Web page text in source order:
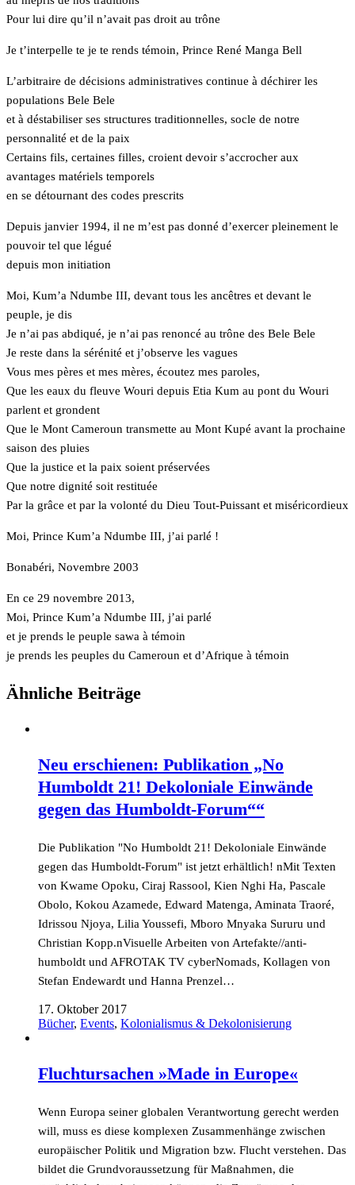
Pour lui dire qu’il n’avait pas droit au trône
Je t’interpelle te je te rends témoin, Prince René Manga Bell
L’arbitraire de décisions administratives continue à déchirer les
populations Bele Bele
et à déstabiliser ses structures traditionnelles, socle de notre
personnalité et de la paix
Certains fils, certaines filles, croient devoir s’accrocher aux
avantages matériels temporels
en se détournant des codes prescrits
Depuis janvier 1994, il ne m’est pas donné d’exercer pleinement le
pouvoir tel que légué
depuis mon initiation
Moi, Kum’a Ndumbe III, devant tous les ancêtres et devant le
peuple, je dis
Je n’ai pas abdiqué, je n’ai pas renoncé au trône des Bele Bele
Je reste dans la sérénité et j’observe les vagues
Vous mes pères et mes mères, écoutez mes paroles,
Que les eaux du fleuve Wouri depuis Etia Kum au pont du Wouri
parlent et grondent
Que le Mont Cameroun transmette au Mont Kupé avant la prochaine
saison des pluies
Que la justice et la paix soient préservées
Que notre dignité soit restituée
Par la grâce et par la volonté du Dieu Tout-Puissant et miséricordieux
Moi, Prince Kum’a Ndumbe III, j’ai parlé !
Bonabéri, Novembre 2003
En ce 29 novembre 2013,
Moi, Prince Kum’a Ndumbe III, j’ai parlé
et je prends le peuple sawa à témoin
je prends les peuples du Cameroun et d’Afrique à témoin
Ähnliche Beiträge
Neu erschienen: Publikation „No
Humboldt 21! Dekoloniale Einwände
gegen das Humboldt-Forum““
Die Publikation "No Humboldt 21! Dekoloniale Einwände
gegen das Humboldt-Forum" ist jetzt erhältlich! nMit Texten
von Kwame Opoku, Ciraj Rassool, Kien Nghi Ha, Pascale
Obolo, Kokou Azamede, Edward Matenga, Aminata Traoré,
Idrissou Njoya, Lilia Youssefi, Mboro Mnyaka Sururu und
Christian Kopp.nVisuelle Arbeiten von Artefakte//anti-
humboldt und AFROTAK TV cyberNomads, Kollagen von
Stefan Endewardt und Hanna Prenzel…
17. Oktober 2017
Bücher, Events, Kolonialismus & Dekolonisierung
Fluchtursachen »Made in Europe«
Wenn Europa seiner globalen Verantwortung gerecht werden
will, muss es diese komplexen Zusammenhänge zwischen
europäischer Politik und Migration bzw. Flucht verstehen. Das
bildet die Grundvoraussetzung für Maßnahmen, die